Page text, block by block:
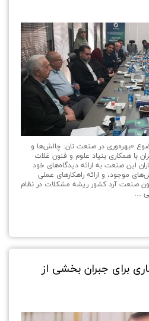
«بهره‌وری در صنعت نان: چالش‌ها و
با همکاری بنیاد علوم و فنون غلات
این صنعت به ارائه دیدگاه‌های خود
موجود، و ارائه راهکارهای عملی
صنعت آرد کشور ریشه مشکلات در نظام
…
برای جبران بخشی از